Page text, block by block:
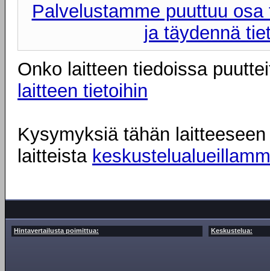
Palvelustamme puuttuu
ja täydennä
Onko laitteen tiedoissa
laitteen tietoihin
Kysymyksiä tähän
laitteista
Hintavertailusta poimittua: Keskustelua: